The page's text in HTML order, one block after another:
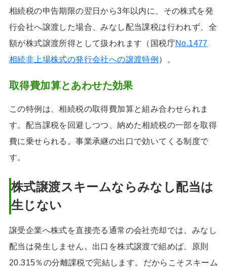
相続税の申告期限の翌日から3年以内に、その株式を発
行会社へ譲渡した場合、みなし配当課税は行われず、全
額が株式譲渡所得として扱われます（国税庁No.1477
相続非上場株式の発行会社への譲渡特例 ）。
取得費加算とあわせた効果
この特例は、相続税の取得費加算と組み合わせられま
す。配当課税を回避しつつ、納めた相続税の一部を取得
費に乗せられる。事業承継の出口で効いてくる制度で
す。
株式譲渡スキームならみなし配当は
生じない
譲受企業へ株式を直接売る通常の会社売却では、みなし
配当は発生しません。出口を株式譲渡で組めば、原則
20.315％の分離課税で完結します。だからこそスキーム